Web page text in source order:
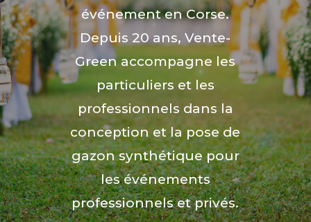
événement en Corse.
Depuis 20 ans, Vente-
Green accompagne les
particuliers et les
professionnels dans la
conception et la pose de
gazon synthétique pour
les événements
professionnels et privés.